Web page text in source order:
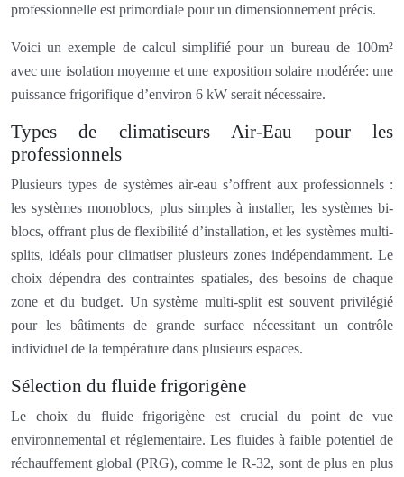
professionnelle est primordiale pour un dimensionnement précis.
Voici un exemple de calcul simplifié pour un bureau de 100m²
avec une isolation moyenne et une exposition solaire modérée: une
puissance frigorifique d’environ 6 kW serait nécessaire.
Types de climatiseurs Air-Eau pour les
professionnels
Plusieurs types de systèmes air-eau s’offrent aux professionnels :
les systèmes monoblocs, plus simples à installer, les systèmes bi-
blocs, offrant plus de flexibilité d’installation, et les systèmes multi-
splits, idéals pour climatiser plusieurs zones indépendamment. Le
choix dépendra des contraintes spatiales, des besoins de chaque
zone et du budget. Un système multi-split est souvent privilégié
pour les bâtiments de grande surface nécessitant un contrôle
individuel de la température dans plusieurs espaces.
Sélection du fluide frigorigène
Le choix du fluide frigorigène est crucial du point de vue
environnemental et réglementaire. Les fluides à faible potentiel de
réchauffement global (PRG), comme le R-32, sont de plus en plus